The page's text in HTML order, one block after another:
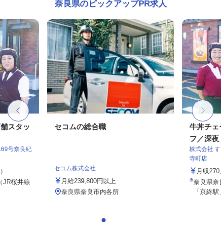
奈良県のピックアップPR求人
スタッ
号奈良紀
JR桜井線
セコムの総合職
セコム株式会社
月給239,800円以上
奈良県奈良市内各所
牛丼チェ
フ／深夜
株式会社
寺町店
月収
奈良県奈
「京終